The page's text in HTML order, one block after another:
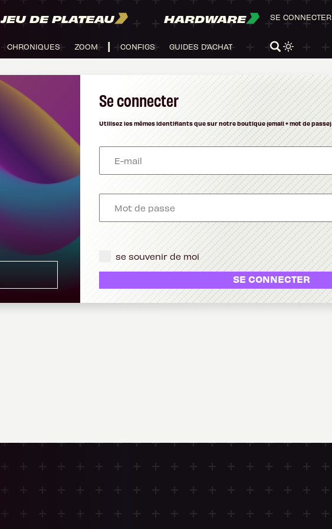
JEU DE PLATEAU HARDWARE
CHRONIQUES ZOOM CONFIGS GUIDES D'ACHAT
SE CONNECTER
Se connecter
Utilisez les mêmes identifiants que sur notre boutique (email + mot de passe)
se souvenir de moi
SE CONNECTER